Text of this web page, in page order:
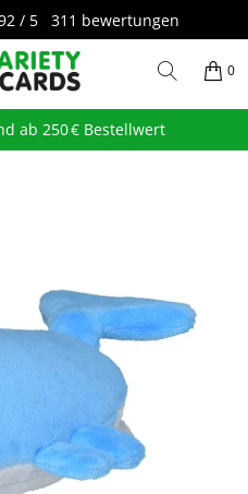
0
/ 5 311 bewertungen
ab 250 € Bestellwert